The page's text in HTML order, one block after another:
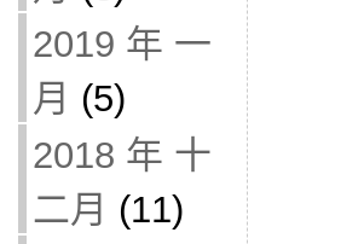
2019 年 一
月 (5)
2018 年 十
二月 (11)